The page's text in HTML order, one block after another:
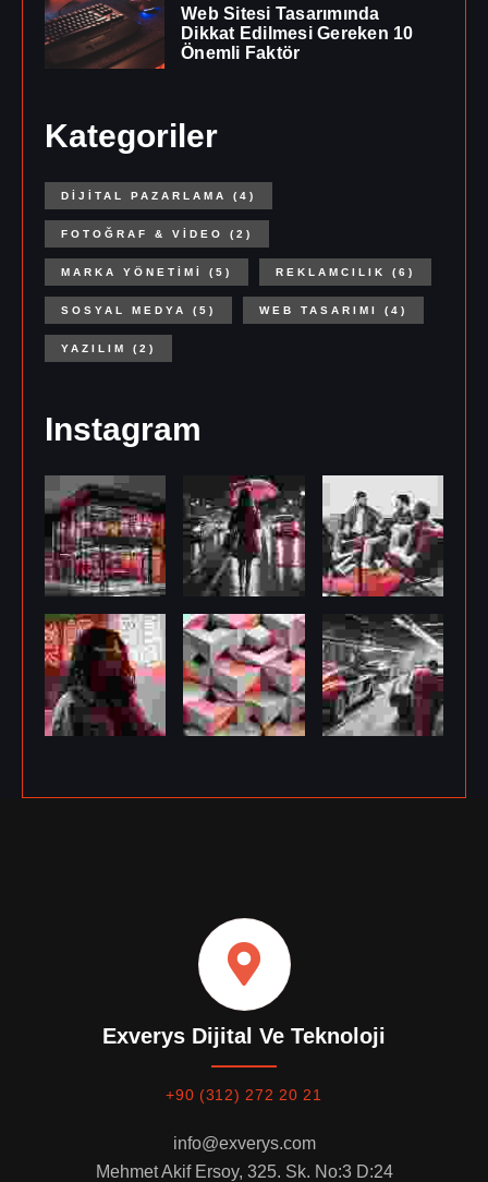
Web Sitesi Tasarımında
Dikkat Edilmesi Gereken 10
Önemli Faktör
Kategoriler
DIJITAL PAZARLAMA (4)
FOTOĞRAF & VIDEO (2)
MARKA YÖNETIMI (5) REKLAMCILIK (6)
SOSYAL MEDYA (5) WEB TASARIMI (4)
YAZILIM (2)
Instagram
Exverys Dijital Ve Teknoloji
+90 (312) 272 20 21
info@exverys.com
Mehmet Akif Ersoy, 325. Sk. No:3 D:24